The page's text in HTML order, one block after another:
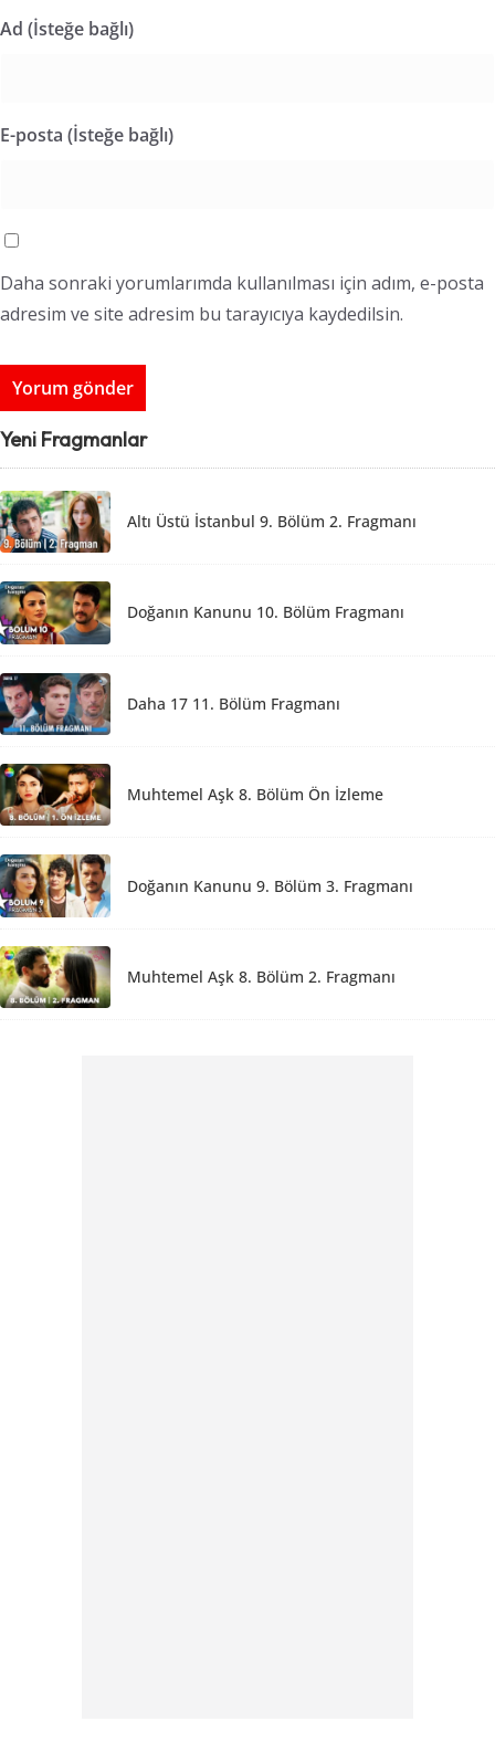
Ad (İsteğe bağlı)
E-posta (İsteğe bağlı)
Daha sonraki yorumlarımda kullanılması için adım, e-posta
adresim ve site adresim bu tarayıcıya kaydedilsin.
Yeni Fragmanlar
Altı Üstü İstanbul 9. Bölüm 2. Fragmanı
Doğanın Kanunu 10. Bölüm Fragmanı
Daha 17 11. Bölüm Fragmanı
Muhtemel Aşk 8. Bölüm Ön İzleme
Doğanın Kanunu 9. Bölüm 3. Fragmanı
Muhtemel Aşk 8. Bölüm 2. Fragmanı